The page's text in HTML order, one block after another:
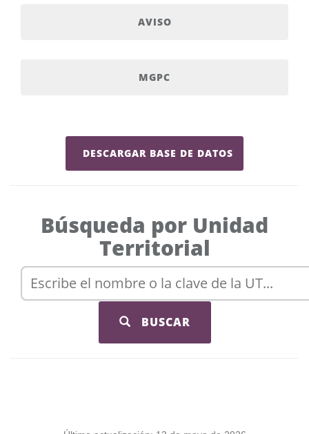
AVISO
MGPC
DESCARGAR BASE DE DATOS
Búsqueda por Unidad
Territorial
BUSCAR